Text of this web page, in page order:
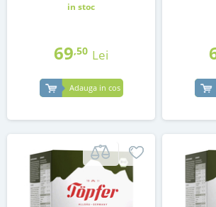
in stoc
69,50 Lei
Adauga in cos